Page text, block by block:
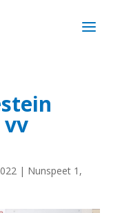
| Nunspeet 1 ,